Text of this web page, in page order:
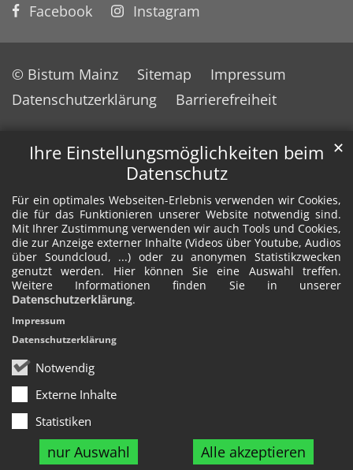
Ihre Einstellungsmöglichkeiten beim
Datenschutz
Für ein optimales Webseiten-Erlebnis verwenden wir Cookies,
die für das Funktionieren unserer Website notwendig sind.
Mit Ihrer Zustimmung verwenden wir auch Tools und Cookies,
die zur Anzeige externer Inhalte (Videos über Youtube, Audios
über Soundcloud, ...) oder zu anonymen Statistikzwecken
genutzt werden. Hier können Sie eine Auswahl treffen.
Weitere Informationen finden Sie in unserer
Datenschutzerklärung.
Notwendig
Externe Inhalte
Statistiken
nur Auswahl Alle akzeptieren
✕
Impressum
Datenschutzerklärung
Facebook Instagram
© Bistum Mainz Sitemap
Impressum
Datenschutzerklärung
Barrierefreiheit